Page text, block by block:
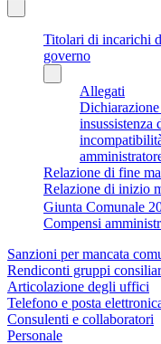
Titolari di incarichi
governo
Allegati
Relazione di fine
Relazione di inizio
Giunta Comunale
Compensi
Sanzioni per mancata
Rendiconti gruppi
Articolazione degli uffici
Telefono e posta
Consulenti e collaboratori
Personale